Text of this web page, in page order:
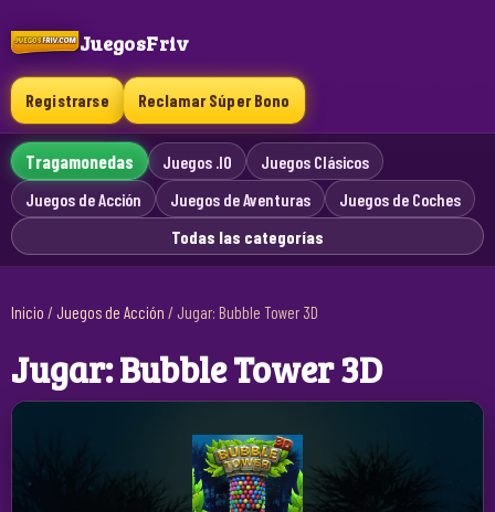
JuegosFriv
Registrarse Reclamar Súper Bono
Tragamonedas Juegos .IO
Juegos Clásicos
Juegos de Acción
Juegos de Aventuras
Juegos de Coches
Todas las categorías
Inicio / Juegos de Acción / Jugar: Bubble Tower 3D
Jugar: Bubble Tower 3D